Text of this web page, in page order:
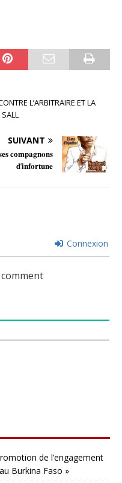
L’ARBITRAIRE ET LA
SUIVANT
𝐜𝐨𝐦𝐩𝐚𝐠𝐧𝐨𝐧𝐬
𝐝’𝐢𝐧𝐟𝐨𝐫𝐭𝐮𝐧𝐞
Connexion
de l’engagement
Burkina Faso »